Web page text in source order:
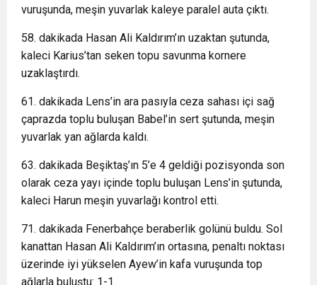
vuruşunda, meşin yuvarlak kaleye paralel auta çıktı.
58. dakikada Hasan Ali Kaldırım’ın uzaktan şutunda,
kaleci Karius’tan seken topu savunma kornere
uzaklaştırdı.
61. dakikada Lens’in ara pasıyla ceza sahası içi sağ
çaprazda toplu buluşan Babel’in sert şutunda, meşin
yuvarlak yan ağlarda kaldı.
63. dakikada Beşiktaş’ın 5’e 4 geldiği pozisyonda son
olarak ceza yayı içinde toplu buluşan Lens’in şutunda,
kaleci Harun meşin yuvarlağı kontrol etti.
71. dakikada Fenerbahçe beraberlik golünü buldu. Sol
kanattan Hasan Ali Kaldırım’ın ortasına, penaltı noktası
üzerinde iyi yükselen Ayew’in kafa vuruşunda top
ağlarla buluştu: 1-1.